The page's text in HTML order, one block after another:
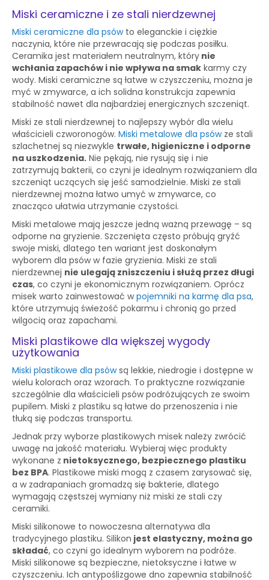
Miski ceramiczne i ze stali nierdzewnej
Miski ceramiczne dla psówto eleganckie i ciężkie
naczynia, które nie przewracają się podczas posiłku.
Ceramika jest materiałem neutralnym, który nie
wchłania zapachów i nie wpływa na smak karmy czy
wody. Miski ceramiczne są łatwe w czyszczeniu, można je
myć w zmywarce, a ich solidna konstrukcja zapewnia
stabilność nawet dla najbardziej energicznych szczeniąt.
Miski ze stali nierdzewnej to najlepszy wybór dla wielu
właścicieli czworonogów. Miski metalowe dla psówze stali
szlachetnej są niezwykle trwałe, higieniczne i odporne
na uszkodzenia. Nie pękają, nie rysują się i nie
zatrzymują bakterii, co czyni je idealnym rozwiązaniem dla
szczeniąt uczących się jeść samodzielnie. Miski ze stali
nierdzewnej można łatwo umyć w zmywarce, co
znacząco ułatwia utrzymanie czystości.
Miski metalowe mają jeszcze jedną ważną przewagę – są
odporne na gryzienie. Szczenięta często próbują gryźć
swoje miski, dlatego ten wariant jest doskonałym
wyborem dla psów w fazie gryzienia. Miski ze stali
nierdzewnej nie ulegają zniszczeniu i służą przez długi
czas, co czyni je ekonomicznym rozwiązaniem. Oprócz
misek warto zainwestować wpojemniki na karmę dla psa,
które utrzymują świeżość pokarmu i chronią go przed
wilgocią oraz zapachami.
Miski plastikowe dla większej wygody
użytkowania
Miski plastikowe dla psówsą lekkie, niedrogie i dostępne w
wielu kolorach oraz wzorach. To praktyczne rozwiązanie
szczególnie dla właścicieli psów podróżujących ze swoim
pupilem. Miski z plastiku są łatwe do przenoszenia i nie
tłuką się podczas transportu.
Jednak przy wyborze plastikowych misek należy zwrócić
uwagę na jakość materiału. Wybieraj więc produkty
wykonane z nietoksycznego, bezpiecznego plastiku
bez BPA. Plastikowe miski mogą z czasem zarysować się,
a w zadrapaniach gromadzą się bakterie, dlatego
wymagają częstszej wymiany niż miski ze stali czy
ceramiki.
Miski silikonowe to nowoczesna alternatywa dla
tradycyjnego plastiku. Silikon jest elastyczny, można go
składać, co czyni go idealnym wyborem na podróże.
Miski silikonowe są bezpieczne, nietoksyczne i łatwe w
czyszczeniu. Ich antypoślizgowe dno zapewnia stabilność